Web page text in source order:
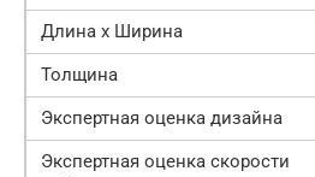
Длина x Ширина
Толщина
Экспертная оценка дизайна
Экспертная оценка скорости